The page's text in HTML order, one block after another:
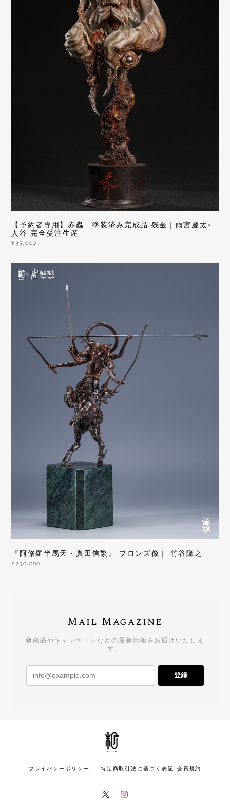
【予約者専用】赤蟲 塗装済み完成品 残金｜雨宮慶太×
人谷 完全受注生産
¥35,000
『阿修羅半馬天・真田信繁』 ブロンズ像｜ 竹谷隆之
¥250,000
Mail Magazine
新商品やキャンペーンなどの最新情報をお届けいたしま
す。
登録
プライバシーポリシー 特定商取引法に基づく表記 会員規約